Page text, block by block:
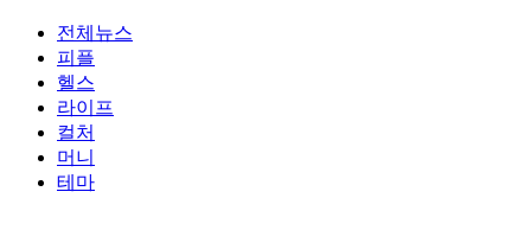
전체뉴스
피플
헬스
라이프
컬처
머니
테마